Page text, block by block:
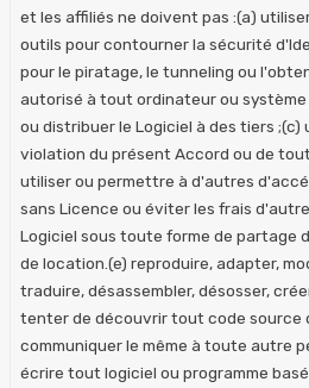
et les affiliés ne doivent pas :(a)
outils pour contourner la sécurité
pour le piratage, le tunneling ou
autorisé à tout ordinateur ou
ou distribuer le Logiciel à des tiers ;(c)
violation du présent Accord ou de
utiliser ou permettre à d'autres
sans Licence ou éviter les frais
Logiciel sous toute forme de partage
de location.(e) reproduire, adapter,
traduire, désassembler, désosser,
tenter de découvrir tout code source
communiquer le même à toute autre
écrire tout logiciel ou programme